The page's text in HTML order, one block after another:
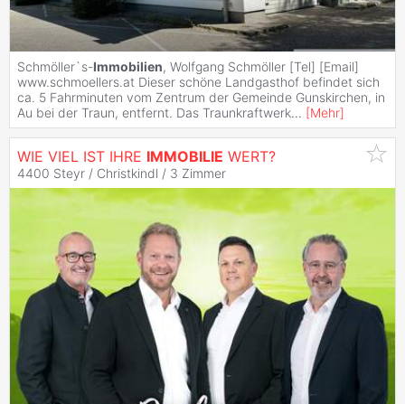
Schmöller`s-Immobilien, Wolfgang Schmöller [Tel] [Email]
www.schmoellers.at Dieser schöne Landgasthof befindet sich
ca. 5 Fahrminuten vom Zentrum der Gemeinde Gunskirchen, in
Au bei der Traun, entfernt. Das Traunkraftwerk... [Mehr]
WIE VIEL IST IHRE IMMOBILIE WERT?
4400 Steyr / Christkindl / 3 Zimmer